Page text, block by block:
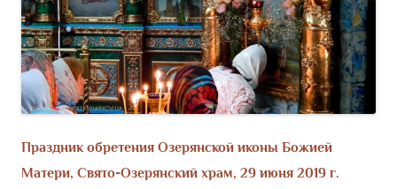
Праздник обретения Озерянской иконы Божией
Матери, Свято-Озерянский храм, 29 июня 2019 г.